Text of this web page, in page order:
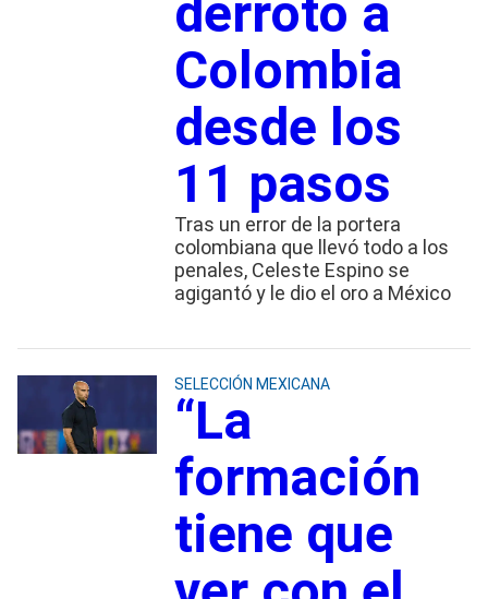
derrotó a
Colombia
desde los
11 pasos
Tras un error de la portera
colombiana que llevó todo a los
penales, Celeste Espino se
agigantó y le dio el oro a México
SELECCIÓN MEXICANA
“La
formación
tiene que